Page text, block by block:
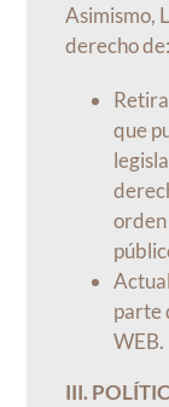
Asimismo,
derecho de:
que
orden
parte
WEB.
III.